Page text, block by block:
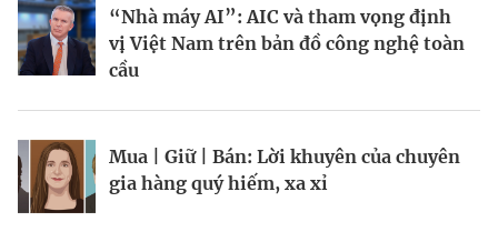
“Nhà máy AI”: AIC và tham vọng định
vị Việt Nam trên bản đồ công nghệ toàn
cầu
Mua | Giữ | Bán: Lời khuyên của chuyên
gia hàng quý hiếm, xa xỉ
Chiến lược bảo vệ vốn trước rủi ro thị
trường
Mua | Giữ | Bán: Lời khuyên của chuyên
gia hàng quý hiếm, xa xỉ
Chuyên gia “theo dõi” tỷ phú
Hiệp hội Logistics và Cảng biển
TP.HCM: Hợp nhất sức mạnh, vươn tầm